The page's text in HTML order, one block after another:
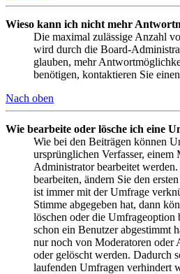
Wieso kann ich nicht mehr
Die maximal zulässige Anzahl
wird durch die Board-
glauben, mehr
benötigen, kontaktieren Sie
Nach oben
Wie bearbeite oder lösche ich eine
Wie bei den Beiträgen können
ursprünglichen Verfasser, einem
Administrator bearbeitet
bearbeiten, ändern Sie den
ist immer mit der Umfrage
Stimme abgegeben hat, dann
löschen oder die Umfrageoption
schon ein Benutzer abgestimmt
nur noch von Moderatoren oder
oder gelöscht werden. Dadurch
laufenden Umfragen verhindert